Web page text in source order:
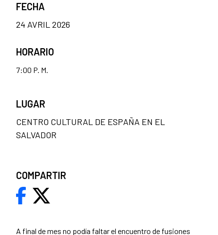
A final de mes no podía faltar el encuentro de fusiones
FECHA
24 AVRIL 2026
HORARIO
7:00 P. M.
LUGAR
CENTRO CULTURAL DE ESPAÑA EN EL
SALVADOR
COMPARTIR